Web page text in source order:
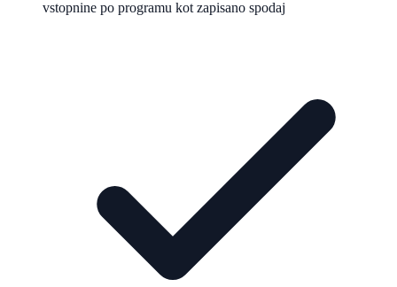
vstopnine po programu kot zapisano spodaj